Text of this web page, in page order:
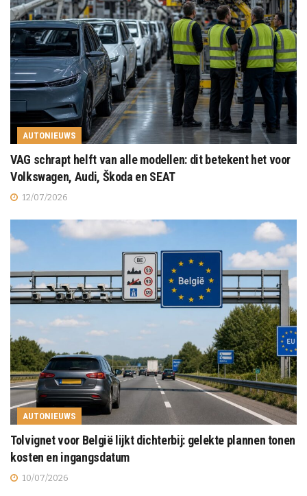
AUTONIEUWS
VAG schrapt helft van alle modellen: dit betekent het voor
Volkswagen, Audi, Škoda en SEAT
12/07/2026
AUTONIEUWS
Tolvignet voor België lijkt dichterbij: gelekte plannen tonen
kosten en ingangsdatum
10/07/2026